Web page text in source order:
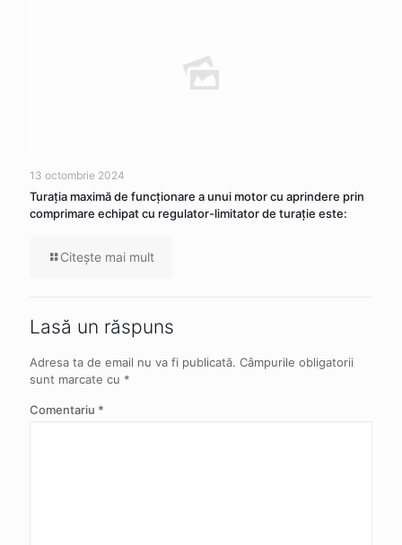
13 octombrie 2024
Turația maximă de funcționare a unui motor cu aprindere prin
comprimare echipat cu regulator-limitator de turație este:
Citeşte mai mult
Lasă un răspuns
Adresa ta de email nu va fi publicată. Câmpurile obligatorii
sunt marcate cu *
Comentariu *